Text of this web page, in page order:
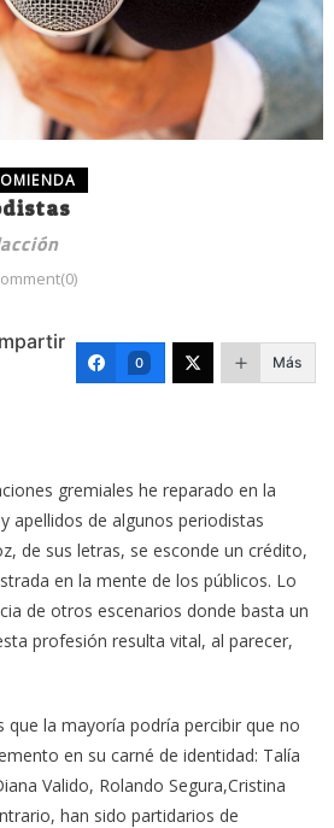
0 Más
gremiales he reparado en la
apellidos de algunos periodistas
de sus letras, se esconde un crédito,
en la mente de los públicos. Lo
de otros escenarios donde basta un
profesión resulta vital, al parecer,
que la mayoría podría percibir que no
en su carné de identidad: Talía
Valido, Rolando Segura,Cristina
han sido partidarios de